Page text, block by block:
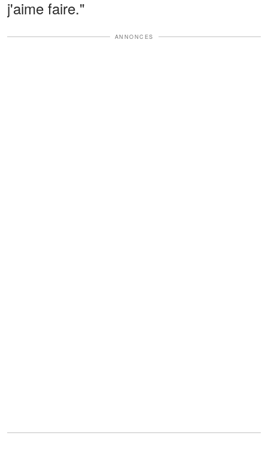
j'aime faire."
ANNONCES